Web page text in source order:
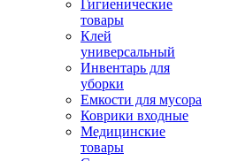
Гигиенические
товары
Клей
универсальный
Инвентарь для
уборки
Емкости для мусора
Коврики входные
Медицинские
товары